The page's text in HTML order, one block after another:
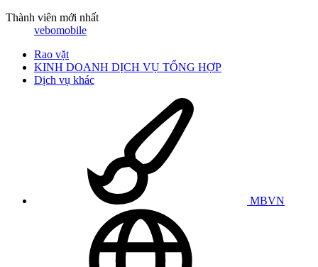
Thành viên mới nhất
vebomobile
Rao vặt
KINH DOANH DỊCH VỤ TỔNG HỢP
Dịch vụ khác
MBVN